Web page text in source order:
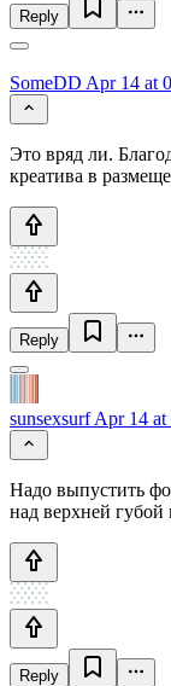
Reply
SomeDD Apr 14 at
Это вряд ли.
креатива в
Reply
sunsexsurfApr 14 at
Надо выпустить
над верхней
Reply